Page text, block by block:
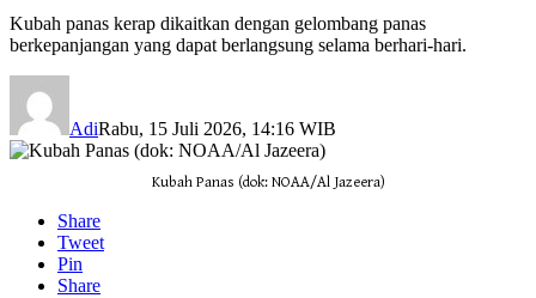
Kubah panas kerap dikaitkan dengan gelombang panas
berkepanjangan yang dapat berlangsung selama berhari-hari.
AdiRabu, 15 Juli 2026, 14:16 WIB
Kubah Panas (dok: NOAA/Al Jazeera)
Share
Tweet
Pin
Share